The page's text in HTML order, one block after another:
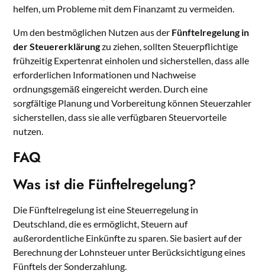
helfen, um Probleme mit dem Finanzamt zu vermeiden.
Um den bestmöglichen Nutzen aus der Fünftelregelung in
der Steuererklärungzu ziehen, sollten Steuerpflichtige
frühzeitig Expertenrat einholen und sicherstellen, dass alle
erforderlichen Informationen und Nachweise
ordnungsgemäß eingereicht werden. Durch eine
sorgfältige Planung und Vorbereitung können Steuerzahler
sicherstellen, dass sie alle verfügbaren Steuervorteile
nutzen.
FAQ
Was ist die Fünftelregelung?
Die Fünftelregelung ist eine Steuerregelung in
Deutschland, die es ermöglicht, Steuern auf
außerordentliche Einkünfte zu sparen. Sie basiert auf der
Berechnung der Lohnsteuer unter Berücksichtigung eines
Fünftels der Sonderzahlung.